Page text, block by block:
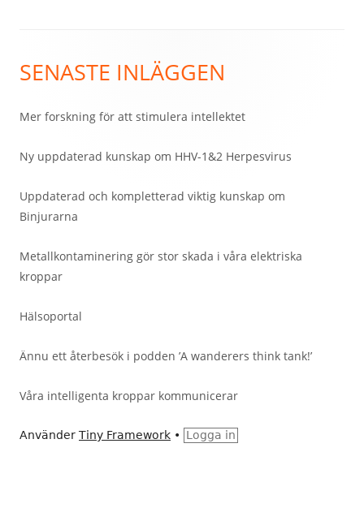
SENASTE INLÄGGEN
Mer forskning för att stimulera intellektet
Ny uppdaterad kunskap om HHV-1&2 Herpesvirus
Uppdaterad och kompletterad viktig kunskap om
Binjurarna
Metallkontaminering gör stor skada i våra elektriska
kroppar
Hälsoportal
Ännu ett återbesök i podden ’A wanderers think tank!’
Våra intelligenta kroppar kommunicerar
Använder Tiny Framework • Logga in